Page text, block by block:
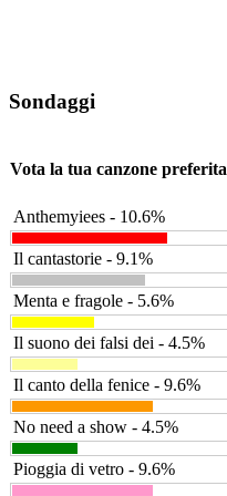
Sondaggi
Vota la tua canzone preferita
Anthemyiees - 10.6%
Il cantastorie - 9.1%
Menta e fragole - 5.6%
Il suono dei falsi dei - 4.5%
Il canto della fenice - 9.6%
No need a show - 4.5%
Pioggia di vetro - 9.6%